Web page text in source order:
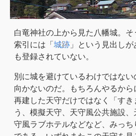
白竜神社の上から見た八幡城。
索引には「 城跡 」という見出し
も登録されていない。
別に城を避けているわけではな
向かないのだ。もちろんやるから
再建した天守だけではなく「すき
う、模擬天守、天守風公共施設
守風ラブホテルなどなど、みっ